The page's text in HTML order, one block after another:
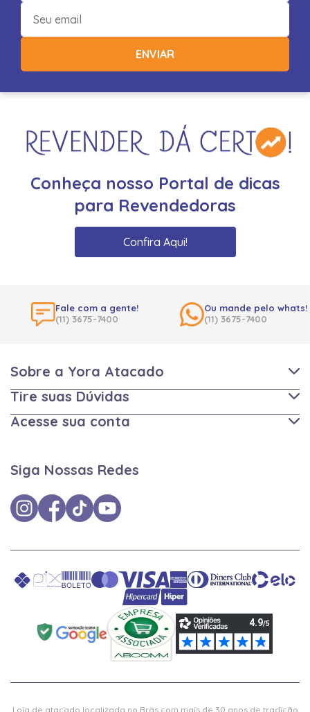
ENVIAR
Conheça nosso Portal de dicas
para Revendedoras
Confira Aqui!
Fale com a gente!
(11) 3675-7400
Ou mande pelo whats!
(11) 3675-7400
Sobre a Yora Atacado
Tire suas Dúvidas
Acesse sua conta
Siga Nossas Redes
Loja de atacado localizada no Brás com mais de 30 anos de tradição